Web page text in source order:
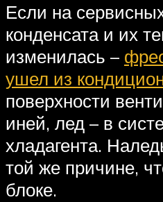
Если на
конденсата и их
изменилась –
ушел из
поверхности
иней, лед – в
хладагента.
той же причине,
блоке.